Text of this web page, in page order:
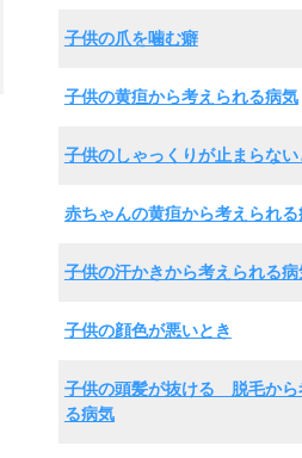
子供の爪を噛む癖
子供の黄疸から考えられる病気
子供のしゃっくりが止まらない
赤ちゃんの黄疸から考えられる
子供の汗かきから考えられる病
子供の顔色が悪いとき
子供の頭髪が抜ける 脱毛から
る病気